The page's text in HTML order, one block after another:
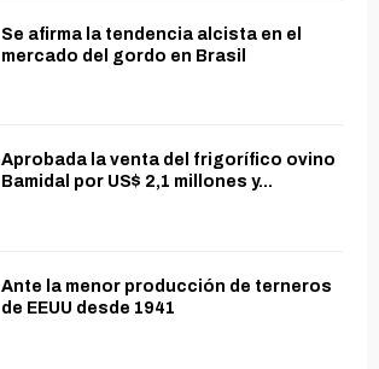
Se afirma la tendencia alcista en el
mercado del gordo en Brasil
Aprobada la venta del frigorífico ovino
Bamidal por US$ 2,1 millones y...
Ante la menor producción de terneros
de EEUU desde 1941